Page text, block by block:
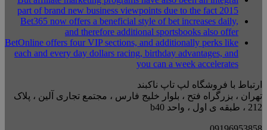
part of brand new business viewpoints due to the fact 2015
Bet365 now offers a beneficial style of bet increases daily,
and therefore additional sportsbooks also offer
BetOnline offers four VIP sections, and additionally perks like
each and every day dollars racing, birthday advantages, and
you can a week accelerates
ارتباط با فروشگاه لپ تاپ ناکبند
تهران ، بزرگراه فتح ، بلوار خلیج فارس ، مجتمع تجاری آلین ، پلاک
212 ، طبقه ی اول ، واحد b40